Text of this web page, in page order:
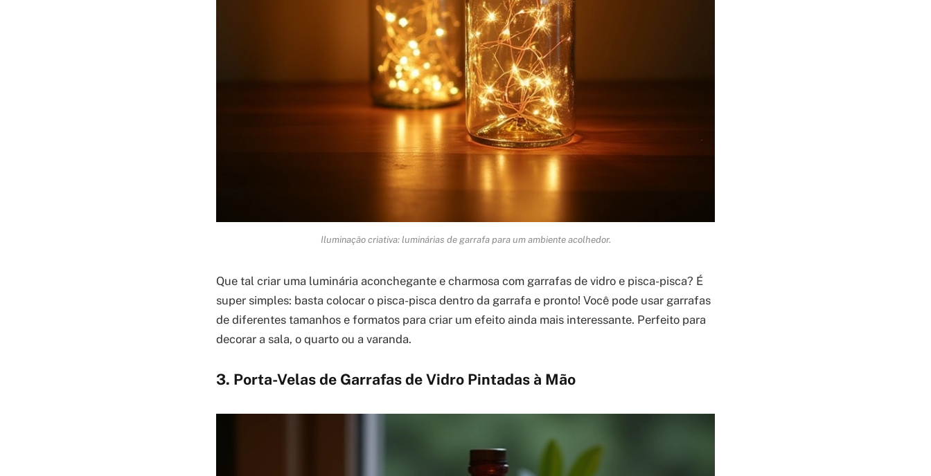
Iluminação criativa: luminárias de garrafa para um ambiente acolhedor.
Que tal criar uma luminária aconchegante e charmosa com garrafas de vidro e pisca-pisca? É
super simples: basta colocar o pisca-pisca dentro da garrafa e pronto! Você pode usar garrafas
de diferentes tamanhos e formatos para criar um efeito ainda mais interessante. Perfeito para
decorar a sala, o quarto ou a varanda.
3. Porta-Velas de Garrafas de Vidro Pintadas à Mão